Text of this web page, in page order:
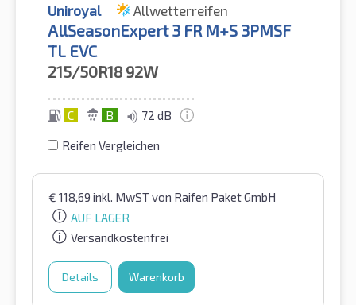
Uniroyal Allwetterreifen
AllSeasonExpert 3 FR M+S 3PMSF
TL EVC
215/50R18 92W
C B 72 dB
Reifen Vergleichen
€ 118,69 inkl. MwSTvon Raifen Paket GmbH
AUF LAGER
Versandkostenfrei
Details Warenkorb